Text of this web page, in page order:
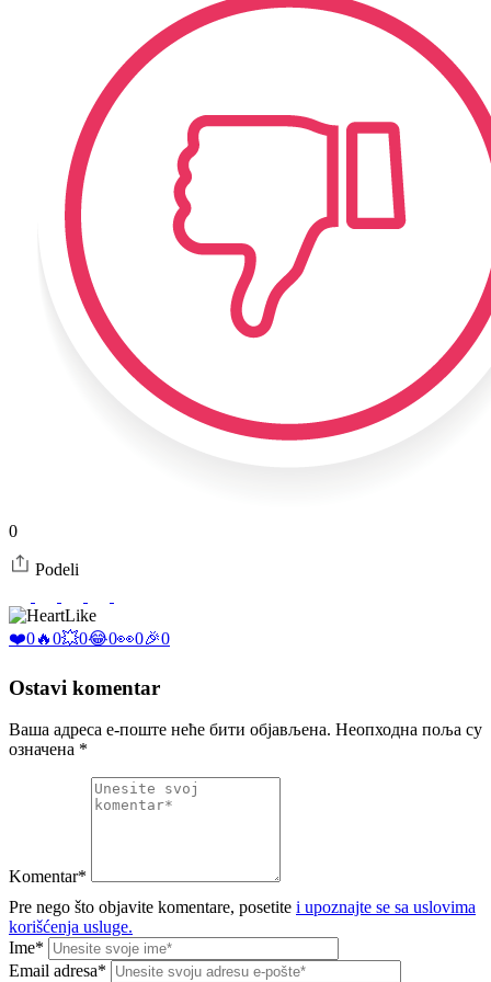
0
Podeli
Like
❤️0🔥0💥0😂0👀0🎉0
Ostavi komentar
Ваша адреса е-поште неће бити објављена. Неопходна поља су
означена *
Komentar*
Pre nego što objavite komentare, posetite i upoznajte se sa uslovima
korišćenja usluge.
Ime*
Email adresa*